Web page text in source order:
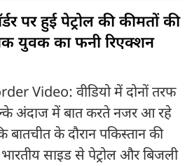
पर हुई पेट्रोल की कीमतों की
युवक का फनी रिएक्शन
Video: वीडियो में दोनों तरफ
अंदाज में बात करते नजर आ रहे
बातचीत के दौरान पकिस्तान की
साइड से पेट्रोल और बिजली